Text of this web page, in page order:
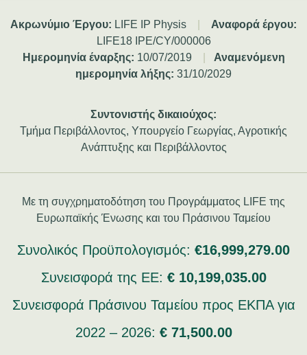
Ακρωνύμιο Έργου: LIFE IP Physis
Αναφορά έργου:
LIFE18 IPE/CY/000006
Ημερομηνία έναρξης: 10/07/2019
Αναμενόμενη
ημερομηνία λήξης: 31/10/2029
Συντονιστής δικαιούχος:
Τμήμα Περιβάλλοντος, Υπουργείο Γεωργίας, Αγροτικής
Ανάπτυξης και Περιβάλλοντος
Με τη συγχρηματοδότηση του Προγράμματος LIFE της
Ευρωπαϊκής Ένωσης και του Πράσινου Ταμείου
Συνολικός Προϋπολογισμός: €16,999,279.00
Συνεισφορά της ΕΕ: € 10,199,035.00
Συνεισφορά Πράσινου Ταμείου προς ΕΚΠΑ για
2022 – 2026: € 71,500.00